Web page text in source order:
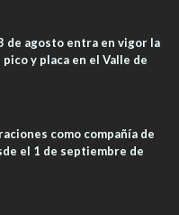
de agosto entra en vigor la
y placa en el Valle de
como compañía de
el 1 de septiembre de